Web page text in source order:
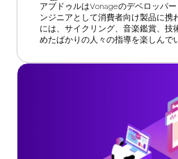
アブドゥルはVonageのデベロッパ
ンジニアとして消費者向け製品に携
には、サイクリング、音楽鑑賞、技
めたばかりの人々の指導を楽しんで